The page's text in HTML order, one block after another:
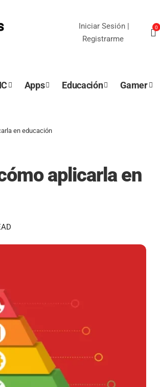
Iniciar Sesión|
Registrarme
0
Apps Educación Gamer
en educación
aplicarla en